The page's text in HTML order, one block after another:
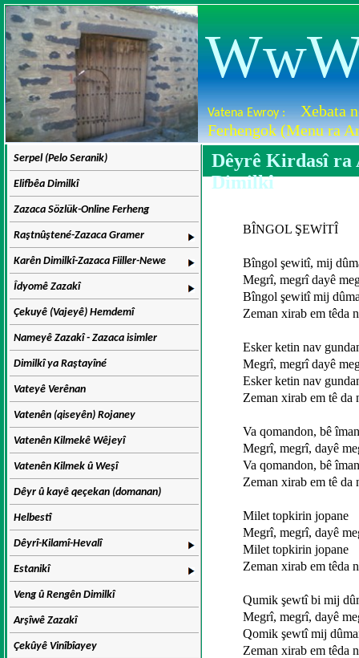
Vatena Ewroy :
Xebata
Ferhengok (Menu ra
Serpel (Pelo Seranik)
Elifbêa Dimilkî
Zazaca Sözlük-Online Ferheng
Raştnûştené-Zazaca Gramer
Karên Dimilkî-Zazaca Fiiller-Newe
Îdyomê Zazakî
Çekuyê (Vajeyê) Hemdemî
Nameyê Zazakî - Zazaca isimler
Dimilkî ya Raştayîné
Vateyê Verênan
Vatenên (qiseyên) Rojaney
Vatenên Kilmekê Wêjeyî
Vatenên Kilmek û Weşî
Dêyr û kayê qeçekan (domanan)
Helbestî
Dêyrî-Kilamî-Hevalî
Estanikî
Veng û Rengên Dimilkî
Arşîwê Zazakî
Çekûyê Vinîbîayey
Dêyrê Kirdasî ra
Dimilkî
BÎNGOL ŞEWİTÎ
Bîngol şewitî, mij
Megrî, megrî dayê
Bîngol şewitî mij
Zeman xirab em têda
Esker ketin nav
Megrî, megrî dayê
Esker ketin nav
Zeman xirab em tê da
Va qomandon, bê
Megrî, megrî, dayê
Va qomandon, bê
Zeman xirab em tê da
Milet topkirin jopane
Megrî, megrî, dayê
Milet topkirin jopane
Zeman xirab em têda
Qumik şewtî bi mij
Megrî, megrî, dayê
Qomik şewtî mij
Zeman xirab em têda